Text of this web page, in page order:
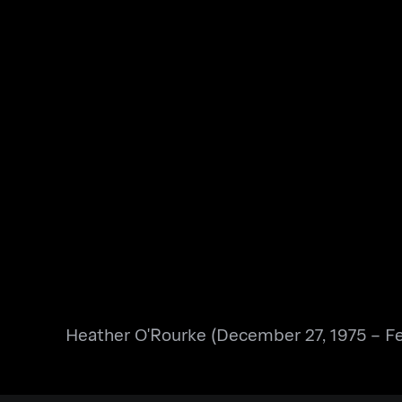
Heather O'Rourke (December 27, 1975 –